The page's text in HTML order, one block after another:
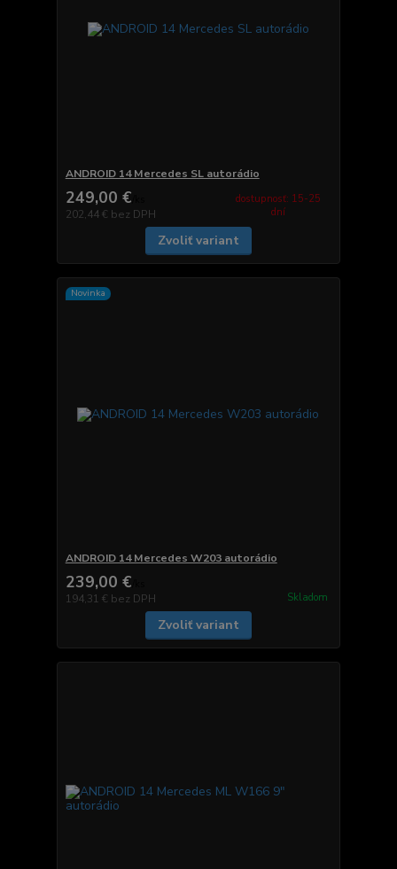
ANDROID 14 Mercedes SL autorádio
249,00 €
202,44 € bez DPH
dostupnosť: 15-25
dní
Zvoliť variant
Novinka
ANDROID 14 Mercedes W203 autorádio
239,00 €
194,31 € bez DPH Skladom
Zvoliť variant